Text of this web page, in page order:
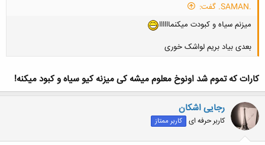
.SAMAN. گفت:
میزنم سیاه و کبودت میکنماااااا
بعدی بیاد بریم لواشک خوری
کارات که تموم شد اونوخ معلوم میشه کی میزنه کیو سیاه و کبود میکنه!
رجایی اشکان
کاربر حرفه ای کاربر ممتاز